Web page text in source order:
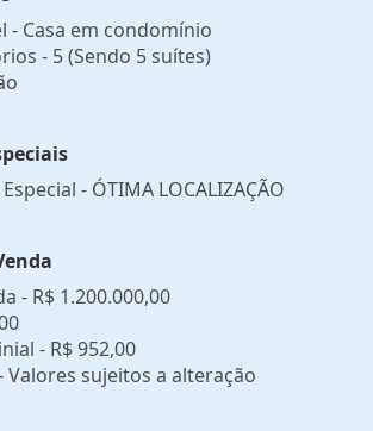
- Casa em condomínio
- 5 (Sendo 5 suítes)
- ÓTIMA LOCALIZAÇÃO
- R$ 1.200.000,00
- R$ 952,00
Valores sujeitos a alteração